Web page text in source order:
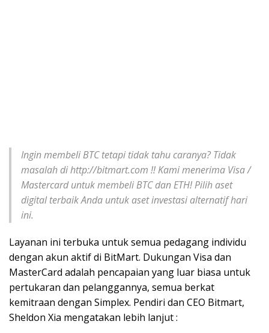
Ingin membeli BTC tetapi tidak tahu caranya? Tidak
masalah di http://bitmart.com !! Kami menerima Visa /
Mastercard untuk membeli BTC dan ETH! Pilih aset
digital terbaik Anda untuk aset investasi alternatif hari
ini.
Layanan ini terbuka untuk semua pedagang individu
dengan akun aktif di BitMart. Dukungan Visa dan
MasterCard adalah pencapaian yang luar biasa untuk
pertukaran dan pelanggannya, semua berkat
kemitraan dengan Simplex. Pendiri dan CEO Bitmart,
Sheldon Xia mengatakan lebih lanjut :